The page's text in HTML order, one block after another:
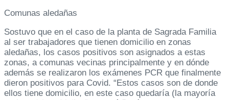
Comunas aledañas
Sostuvo que en el caso de la planta de Sagrada Familia
al ser trabajadores que tienen domicilio en zonas
aledañas, los casos positivos son asignados a estas
zonas, a comunas vecinas principalmente y en dónde
además se realizaron los exámenes PCR que finalmente
dieron positivos para Covid. “Estos casos son de donde
ellos tiene domicilio, en este caso quedaría (la mayoría